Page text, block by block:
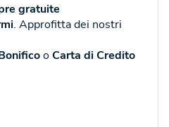
gratuite
. Approfitta dei nostri
oCarta di Credito